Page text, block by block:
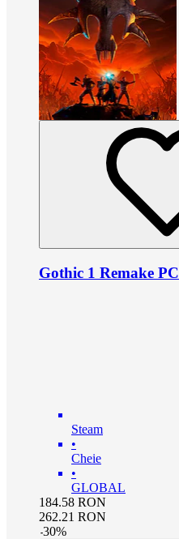
Gothic 1 Remake PC
Steam
•
Cheie
•
GLOBAL
184.58 RON
262.21 RON
-30%